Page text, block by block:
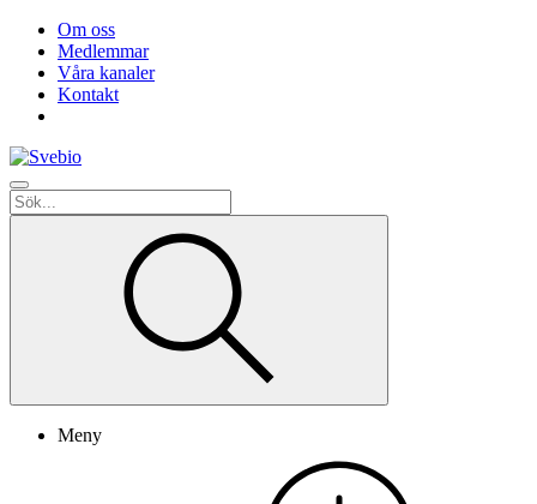
Om oss
Medlemmar
Våra kanaler
Kontakt
Meny